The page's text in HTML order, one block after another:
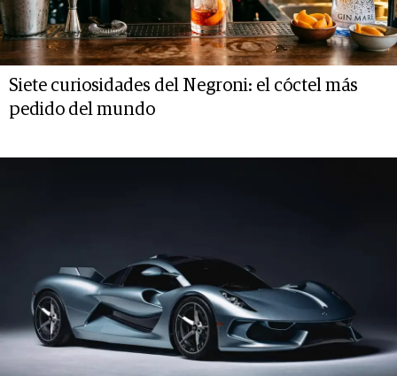
Siete curiosidades del Negroni: el cóctel más
pedido del mundo